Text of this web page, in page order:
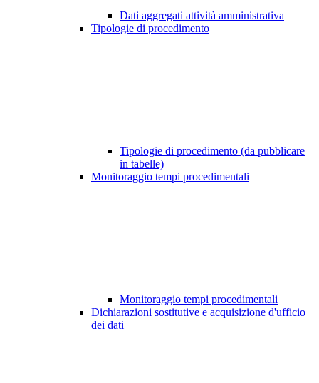
Dati aggregati attività amministrativa
Tipologie di procedimento
Tipologie di procedimento (da pubblicare
in tabelle)
Monitoraggio tempi procedimentali
Monitoraggio tempi procedimentali
Dichiarazioni sostitutive e acquisizione d'ufficio
dei dati